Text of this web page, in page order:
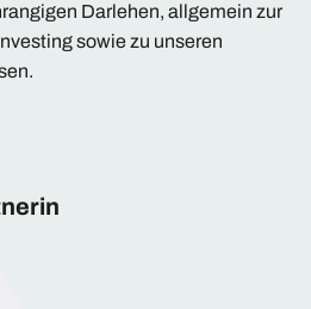
Darlehen, allgemein zur
sowie zu unseren